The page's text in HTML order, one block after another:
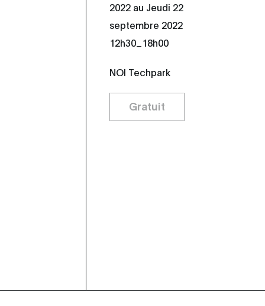
2022 au Jeudi 22
septembre 2022
12h30_ 18h00
NOI Techpark
Gratuit